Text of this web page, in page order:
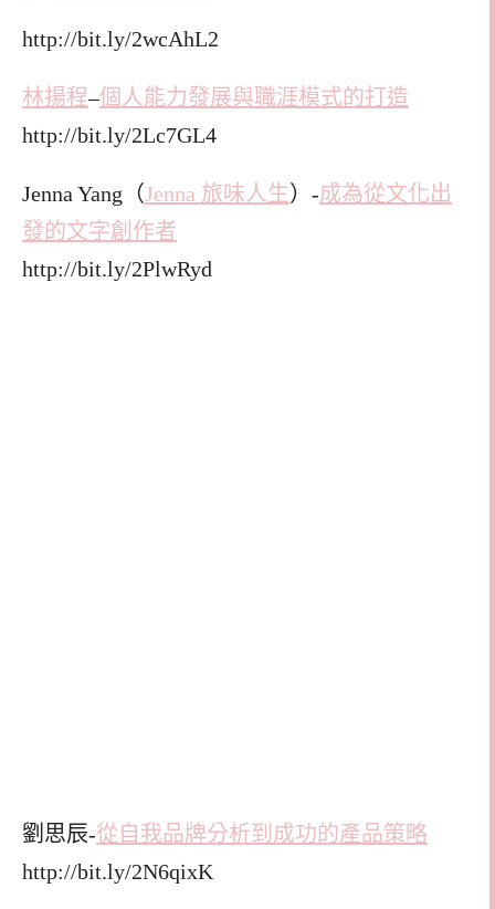
http://bit.ly/2wcAhL2
林揚程–個人能力發展與職涯模式的打造
http://bit.ly/2Lc7GL4
Jenna Yang（Jenna 旅味人生）-成為從文化出
發的文字創作者
http://bit.ly/2PlwRyd
劉思辰-從自我品牌分析到成功的產品策略
http://bit.ly/2N6qixK